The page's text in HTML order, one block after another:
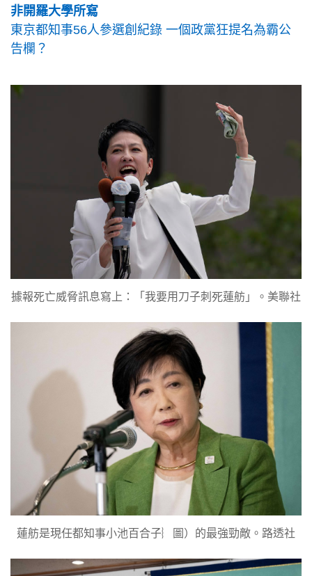
非開羅大學所寫
東京都知事56人參選創紀錄 一個政黨狂提名為霸公
告欄？
據報死亡威脅訊息寫上：「我要用刀子刺死蓮舫」。美聯社
蓮舫是現任都知事小池百合子︴圖）的最強勁敵。路透社